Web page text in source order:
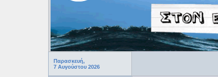
Παρασκευή,
7 Αυγούστου 2026